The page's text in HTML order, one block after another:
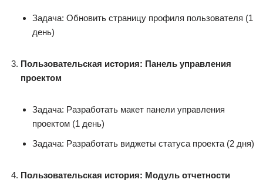
Задача: Обновить страницу профиля пользователя (1
день)
Пользовательская история: Панель управления
проектом
Задача: Разработать макет панели управления
проектом (1 день)
Задача: Разработать виджеты статуса проекта (2 дня)
Пользовательская история: Модуль отчетности